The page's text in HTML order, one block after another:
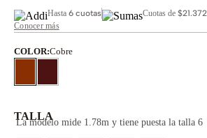
Hasta 6 cuotas Cuotas de $21.372
Conocer más
COLOR:Cobre
TALLA
La modelo mide 1.78m y tiene puesta la talla 6